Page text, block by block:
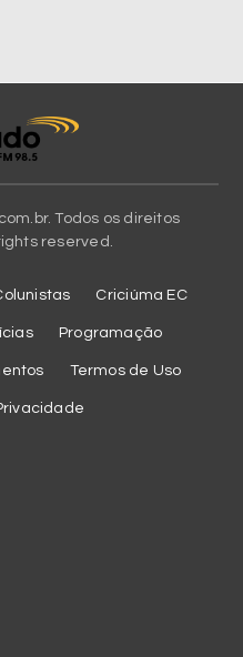
Todos os direitos
reserved.
Criciúma EC
Programação
Termos de Uso